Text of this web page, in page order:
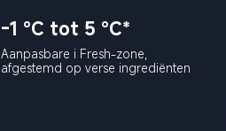
-1 °C tot 5 °C*
Aanpasbare i Fresh-zone,
afgestemd op verse ingrediënten